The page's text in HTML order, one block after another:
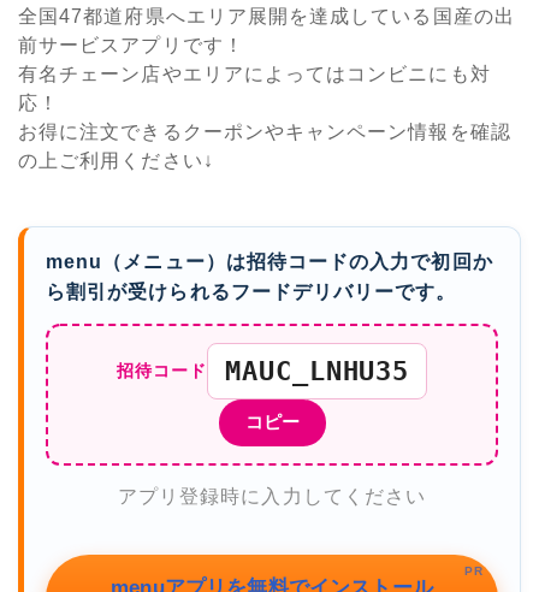
全国47都道府県へエリア展開を達成している国産の出
前サービスアプリです！
有名チェーン店やエリアによってはコンビニにも対
応！
お得に注文できるクーポンやキャンペーン情報を確認
の上ご利用ください↓
menu（メニュー）は招待コードの入力で初回か
ら割引が受けられるフードデリバリーです。
招待コード MAUC_LNHU35
コピー
アプリ登録時に入力してください
PR